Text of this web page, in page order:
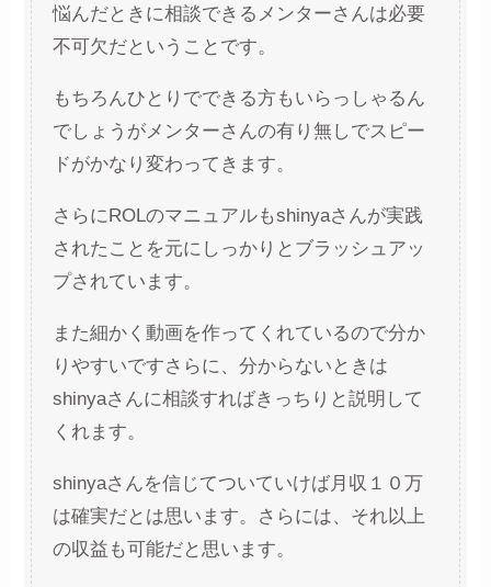
悩んだときに相談できるメンターさんは必要
不可欠だということです。
もちろんひとりでできる方もいらっしゃるん
でしょうがメンターさんの有り無しでスピー
ドがかなり変わってきます。
さらにROLのマニュアルもshinyaさんが実践
されたことを元にしっかりとブラッシュアッ
プされています。
また細かく動画を作ってくれているので分か
りやすいですさらに、分からないときは
shinyaさんに相談すればきっちりと説明して
くれます。
shinyaさんを信じてついていけば月収１０万
は確実だとは思います。さらには、それ以上
の収益も可能だと思います。